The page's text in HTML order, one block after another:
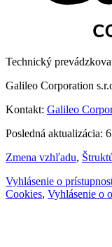
Technický
Galileo Corporation
Kontakt: Galileo
Posledná aktualizácia:
Zmena vzhľadu,
Vyhlásenie o
Cookies, Vyhlásenie o